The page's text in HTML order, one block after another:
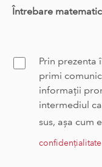
Întrebare
ConfirmPrin prezenta
primi
informații
intermediul
sus, așa cum
confidențialitate